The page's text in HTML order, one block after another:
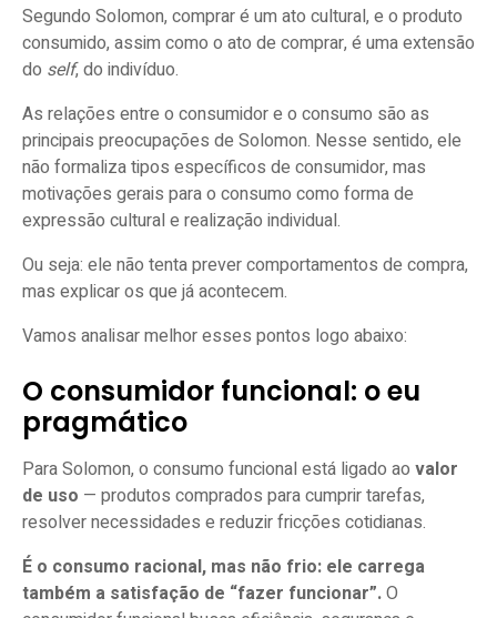
Segundo Solomon, comprar é um ato cultural, e o produto
consumido, assim como o ato de comprar, é uma extensão
do self, do indivíduo.
As relações entre o consumidor e o consumo são as
principais preocupações de Solomon. Nesse sentido, ele
não formaliza tipos específicos de consumidor, mas
motivações gerais para o consumo como forma de
expressão cultural e realização individual.
Ou seja: ele não tenta prever comportamentos de compra,
mas explicar os que já acontecem.
Vamos analisar melhor esses pontos logo abaixo:
O consumidor funcional: o eu
pragmático
Para Solomon, o consumo funcional está ligado ao valor
de uso — produtos comprados para cumprir tarefas,
resolver necessidades e reduzir fricções cotidianas.
É o consumo racional, mas não frio: ele carrega
também a satisfação de “fazer funcionar”.O